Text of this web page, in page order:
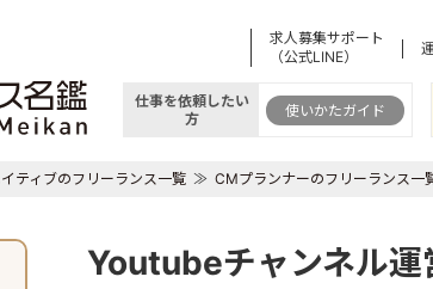
求人募集サポート
（公式LINE）
仕事を依頼したい
方
使いかたガイド
ティブのフリーランス一覧 CMプランナーのフリーランス一
Youtubeチャンネル運